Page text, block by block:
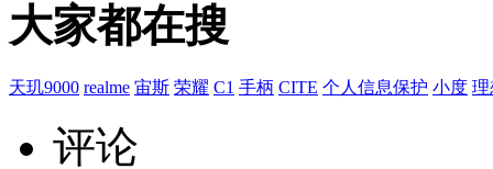
大家都在搜
天玑9000 realme 宙斯 荣耀 C1 手柄 CITE 个人信息保护 小度 理
评论